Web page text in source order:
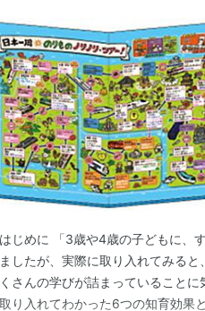
じめに 「3歳や4歳の子どもに、
したが、実際に取り入れてみると
さんの学びが詰まっていること
り入れてわかった6つの知育効果